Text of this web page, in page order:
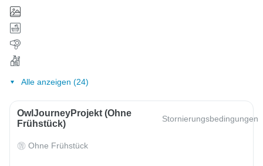
Alle anzeigen (24)
OwlJourneyProjekt (ohne
Frühstück)
Stornierungsbedingungen
Ohne Frühstück